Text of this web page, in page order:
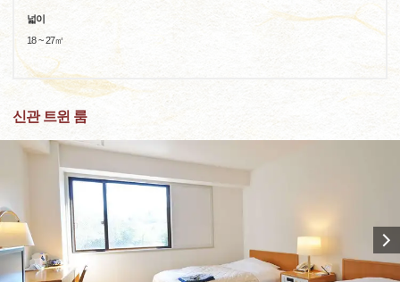
넓이
18 ~ 27㎡
신관 트윈 룸